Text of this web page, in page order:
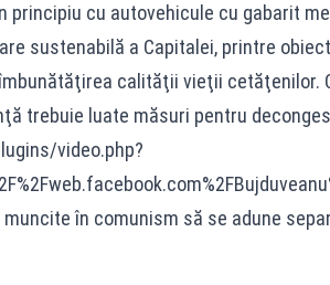
principiu cu autovehicule cu gabarit
sustenabilă a Capitalei, printre
calităţii vieţii
trebuie luate măsuri pentru
video.php?
în comunism să se adune